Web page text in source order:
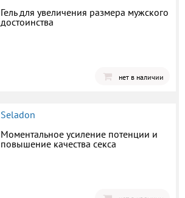
Гель для увеличения размера мужского
достоинства
нет в наличии
Seladon
Моментальное усиление потенции и
повышение качества секса